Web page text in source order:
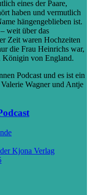
eines der Paare,
haben und vermutlich
hängengeblieben ist.
weit über das
Zeit waren Hochzeiten
die Frau Heinrichs war,
Königin von England.
Kjona Verlag